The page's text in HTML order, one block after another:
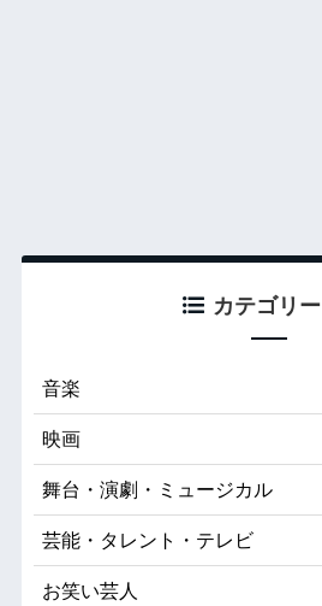
カテゴリー
音楽
映画
舞台・演劇・ミュージカル
芸能・タレント・テレビ
お笑い芸人